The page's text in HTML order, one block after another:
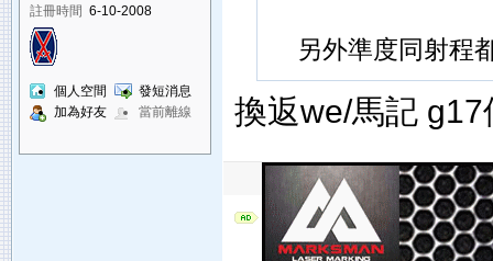
註冊時間 6-10-2008
個人空間
發短消息
加為好友
當前離線
另外準度同射程
換返we/馬記